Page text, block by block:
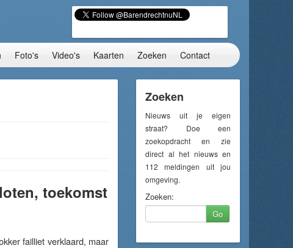
Foto's Video's Kaarten Zoeken Contact
toekomst
failliet verklaard, maar
Zoeken
Nieuws uit je eigen
straat? Doe een
zoekopdracht en zie
direct al het nieuws en
112 meldingen uit jou
omgeving.
Zoeken:
Go